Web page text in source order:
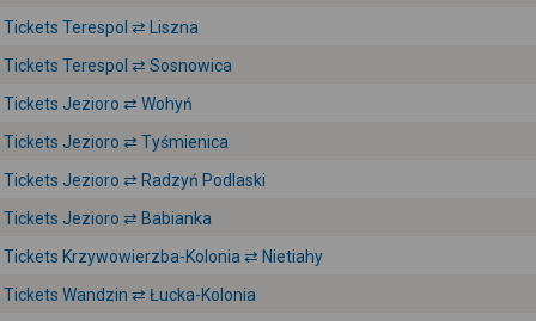
Tickets Terespol ⇄ Liszna
Tickets Terespol ⇄ Sosnowica
Tickets Jezioro ⇄ Wohyń
Tickets Jezioro ⇄ Tyśmienica
Tickets Jezioro ⇄ Radzyń Podlaski
Tickets Jezioro ⇄ Babianka
Tickets Krzywowierzba-Kolonia ⇄ Nietiahy
Tickets Wandzin ⇄ Łucka-Kolonia